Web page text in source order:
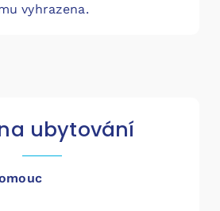
vyhrazena.
ubytování